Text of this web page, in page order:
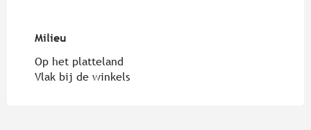
Milieu
Milieu
Op het platteland
Vlak bij de winkels